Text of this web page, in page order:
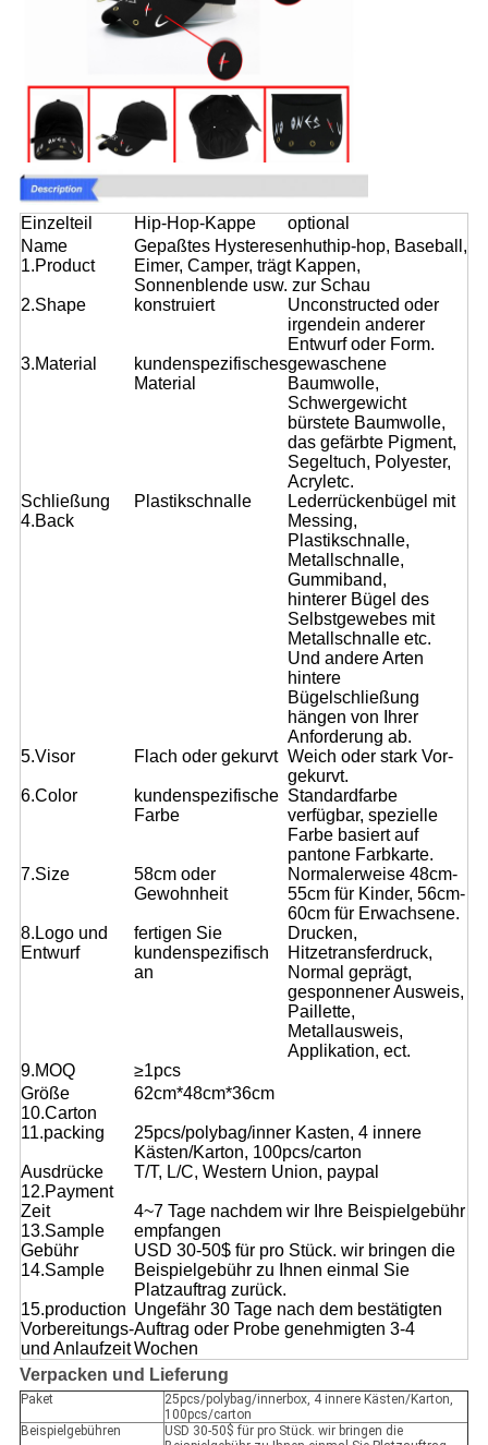
Einzelteil Hip-Hop-Kappe
optional
Name
1.Product
Gepaßtes Hysteresenhuthip-hop, Baseball,
Eimer, Camper, trägt Kappen,
Sonnenblende usw. zur Schau
2.Shape
konstruiert
Unconstructed oder
irgendein anderer
Entwurf oder Form.
3.Material
kundenspezifisches
Material
gewaschene
Baumwolle,
Schwergewicht
bürstete Baumwolle,
das gefärbte Pigment,
Segeltuch, Polyester,
Acryletc.
Schließung
4.Back
Plastikschnalle
Lederrückenbügel mit
Messing,
Plastikschnalle,
Metallschnalle,
Gummiband,
hinterer Bügel des
Selbstgewebes mit
Metallschnalle etc.
Und andere Arten
hintere
Bügelschließung
hängen von Ihrer
Anforderung ab.
5.Visor
Flach oder gekurvt Weich oder stark Vor-
gekurvt.
6.Color
kundenspezifische
Farbe
Standardfarbe
verfügbar, spezielle
Farbe basiert auf
pantone Farbkarte.
7.Size
58cm oder
Gewohnheit
Normalerweise 48cm-
55cm für Kinder, 56cm-
60cm für Erwachsene.
8.Logo und
Entwurf
fertigen Sie
kundenspezifisch
an
Drucken,
Hitzetransferdruck,
Normal geprägt,
gesponnener Ausweis,
Paillette,
Metallausweis,
Applikation, ect.
9.MOQ
≥1pcs
Größe
10.Carton
62cm*48cm*36cm
11.packing
25pcs/polybag/inner Kasten, 4 innere
Kästen/Karton, 100pcs/carton
Ausdrücke
12.Payment
T/T, L/C, Western Union, paypal
Zeit
13.Sample
4~7 Tage nachdem wir Ihre Beispielgebühr
empfangen
Gebühr
14.Sample
USD 30-50$ für pro Stück. wir bringen die
Beispielgebühr zu Ihnen einmal Sie
Platzauftrag zurück.
15.production
Vorbereitungs-
und Anlaufzeit
Ungefähr 30 Tage nach dem bestätigten
Auftrag oder Probe genehmigten 3-4
Wochen
Verpacken und Lieferung
Paket
25pcs/polybag/innerbox, 4 innere Kästen/Karton,
100pcs/carton
Beispielgebühren
USD 30-50$ für pro Stück. wir bringen die